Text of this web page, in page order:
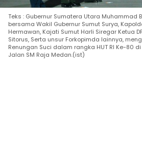
Teks : Gubernur Sumatera Utara Muhammad
bersama Wakil Gubernur Sumut Surya,
Hermawan, Kajati Sumut Harli Siregar Ketua
Sitorus, Serta unsur Forkopimda lainnya,
Renungan Suci dalam rangka HUT RI Ke-80
Jalan SM Raja Medan.(ist)